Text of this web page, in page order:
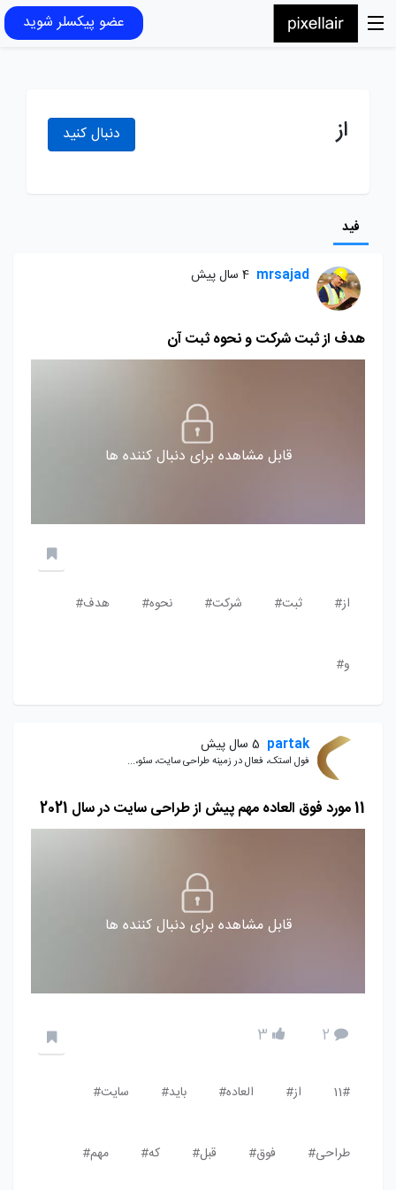
عضو پیکسلر شوید
از دنبال کنید
فید
mrsajad 4 سال پیش
هدف از ثبت شرکت و نحوه ثبت آن
قابل مشاهده برای دنبال کننده ها
از# ثبت# شرکت# نحوه# هدف#
و#
partak 5 سال پیش
فول استک، فعال در زمینه طراحی سایت، سئو،...
11 مورد فوق العاده مهم پیش از طراحی سایت در سال 2021
قابل مشاهده برای دنبال کننده ها
2
3
11# از# العاده# باید# سایت#
طراحی# فوق# قبل# که# مهم#